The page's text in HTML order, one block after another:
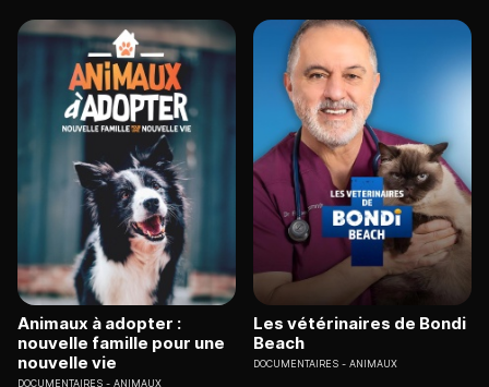
Animaux à adopter :
nouvelle famille pour une
nouvelle vie
DOCUMENTAIRES ANIMAUX
Les vétérinaires de Bondi
Beach
DOCUMENTAIRES ANIMAUX